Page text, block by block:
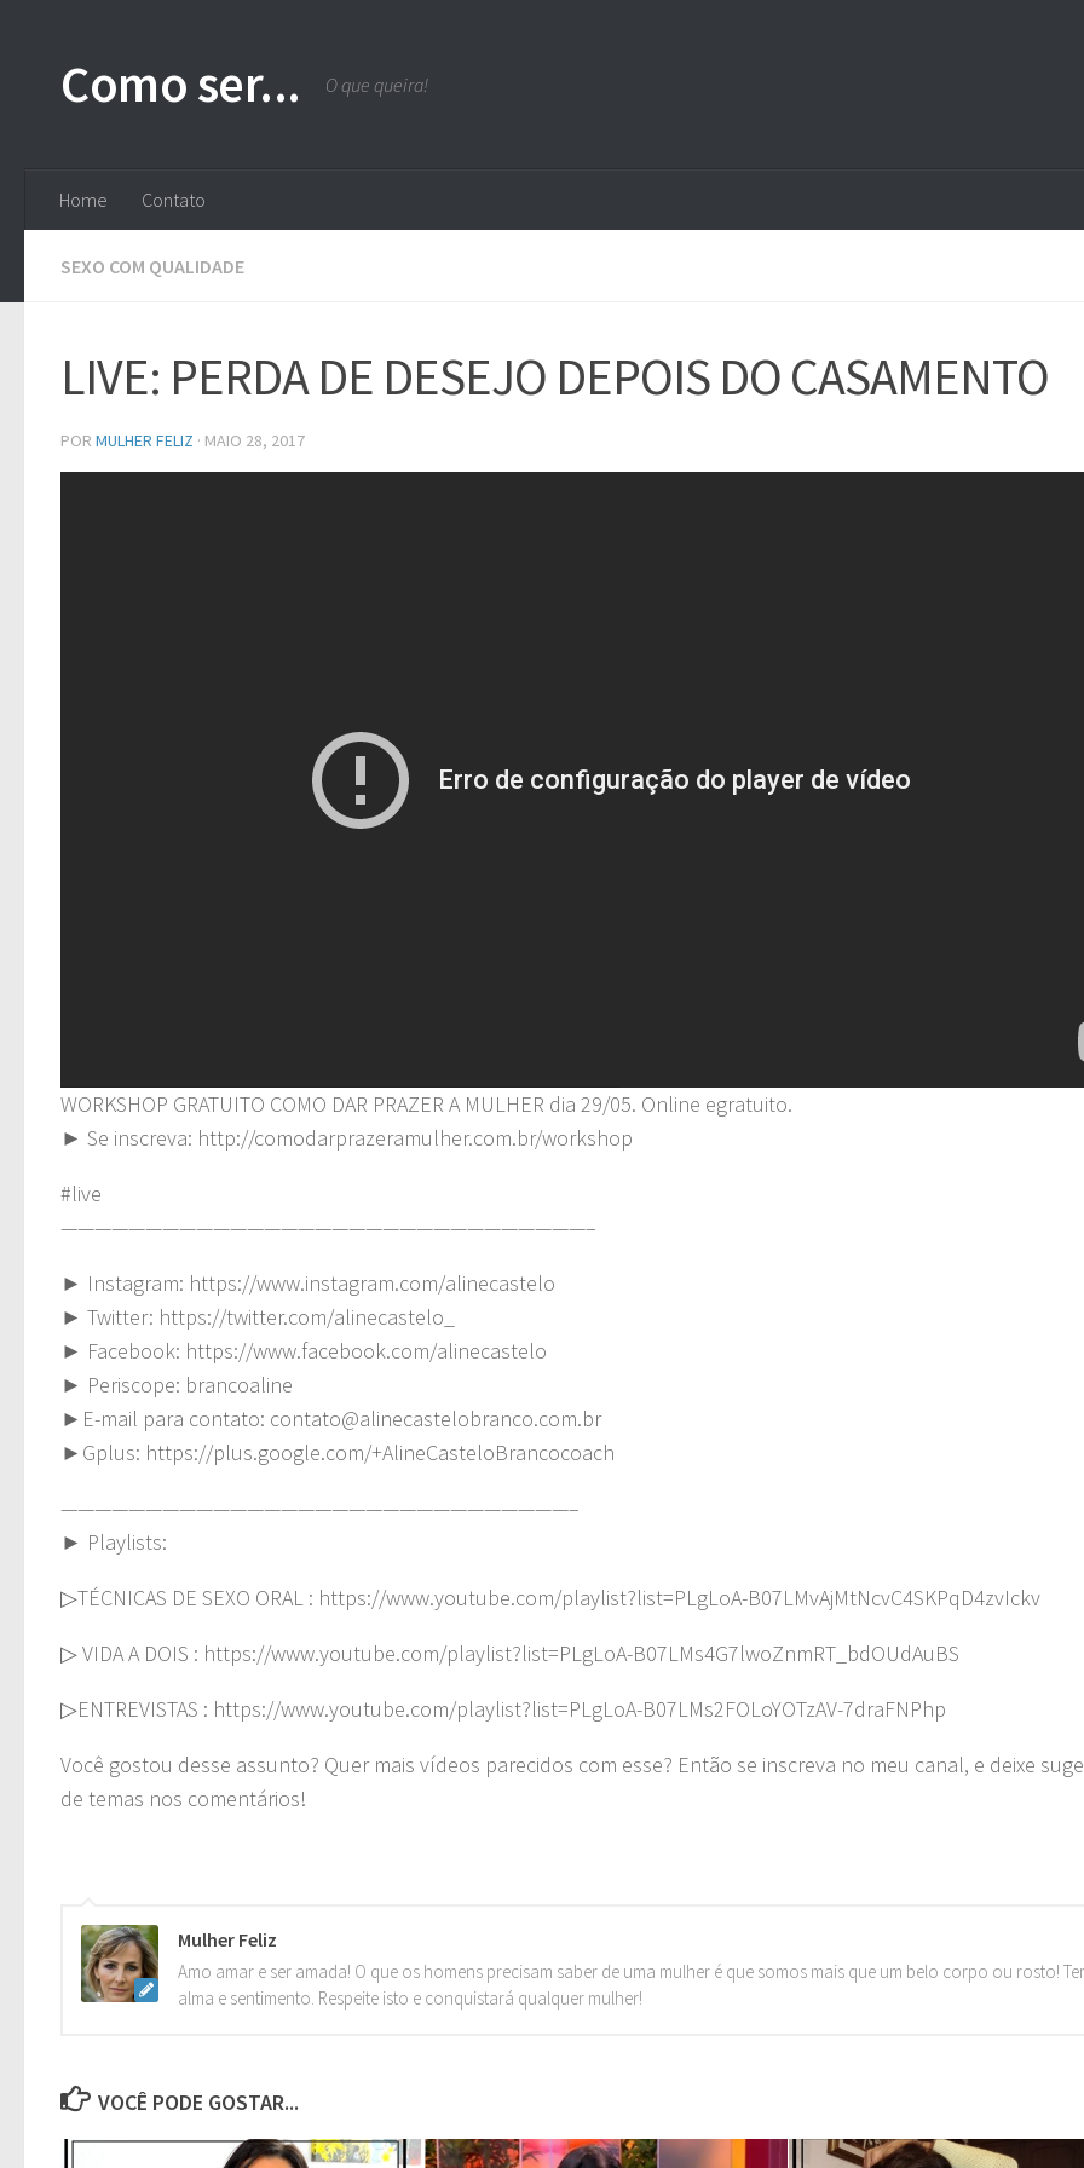
Como ser... O que queira!
Home Contato
SEXO COM QUALIDADE
LIVE: PERDA DE DESEJO DEPOIS DO CASAMENTO
POR MULHER FELIZ · MAIO 28, 2017
WORKSHOP GRATUITO COMO DAR PRAZER A MULHER dia 29/05. Online egratuito.
► Se inscreva: http://comodarprazeramulher.com.br/workshop
#live
———————————————————————————————–
► Instagram: https://www.instagram.com/alinecastelo
► Twitter: https://twitter.com/alinecastelo_
► Facebook: https://www.facebook.com/alinecastelo
► Periscope: brancoaline
►E-mail para contato: contato@alinecastelobranco.com.br
►Gplus: https://plus.google.com/+AlineCasteloBrancocoach
——————————————————————————————–
► Playlists:
▷TÉCNICAS DE SEXO ORAL : https://www.youtube.com/playlist?list=PLgLoA-B07LMvAjMtNcvC4SKPqD4zvIckv
▷ VIDA A DOIS : https://www.youtube.com/playlist?list=PLgLoA-B07LMs4G7lwoZnmRT_bdOUdAuBS
▷ENTREVISTAS : https://www.youtube.com/playlist?list=PLgLoA-B07LMs2FOLoYOTzAV-7draFNPhp
Você gostou desse assunto? Quer mais vídeos parecidos com esse? Então se inscreva no meu canal, e deixe
de temas nos comentários!
Mulher Feliz
Amo amar e ser amada! O que os homens precisam saber de uma mulher é que somos mais que um belo corpo ou rosto!
alma e sentimento. Respeite isto e conquistará qualquer mulher!
VOCÊ PODE GOSTAR...